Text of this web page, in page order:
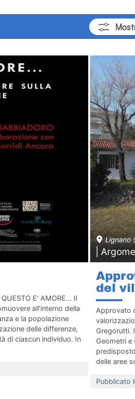
E' AMORE... Il
all’interno della
e la popolazione
delle differenze,
di ciascun individuo. In
Lignano
|
del
Approvato
Gregorutti.
Geometri e
delle aree
Pubblicato il